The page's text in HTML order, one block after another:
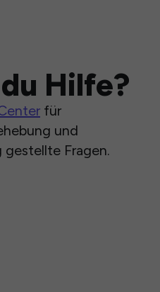
Hilfe?
für
und
Fragen.